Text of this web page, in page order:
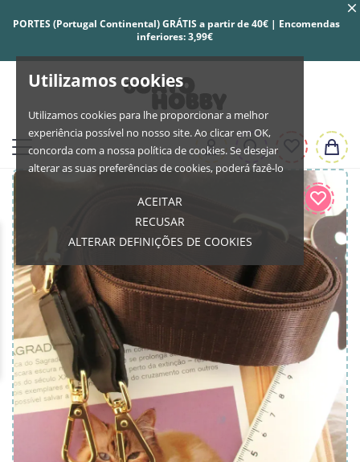
Utilizamos cookies
Utilizamos cookies para lhe proporcionar a melhor
experiência possível no nosso site. Ao clicar em OK,
concorda com a nossa política de cookies. Se desejar
alterar as suas preferências de cookies, poderá fazê-lo
ACEITAR
RECUSAR
ALTERAR DEFINIÇÕES DE COOKIES
PORTES (Portugal Continental) GRÁTIS a partir de 40€ | Encomendas
inferiores: 3,99€